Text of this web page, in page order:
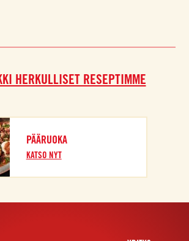
HERKULLISET RESEPTIMME
PÄÄRUOKA
KATSO NYT